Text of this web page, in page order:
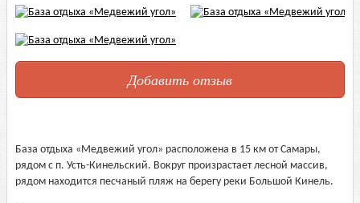
Добавить отзыв
База отдыха «Медвежий угол» расположена в 15 км от Самары,
рядом с п. Усть-Кинельский. Вокруг произрастает лесной массив,
рядом находится песчаный пляж на берегу реки Большой Кинель.